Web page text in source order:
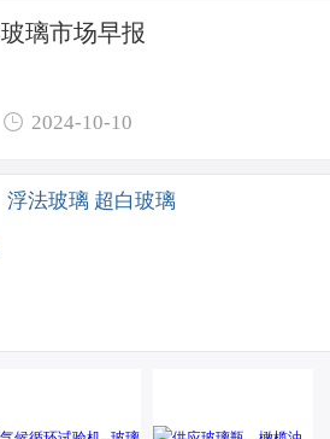
玻璃市场早报
 2024-10-10
浮法玻璃 超白玻璃